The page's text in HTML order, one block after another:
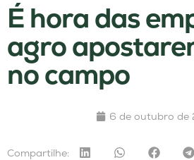
É hora das
agro
no campo
6 de outubro de
Compartilhe: